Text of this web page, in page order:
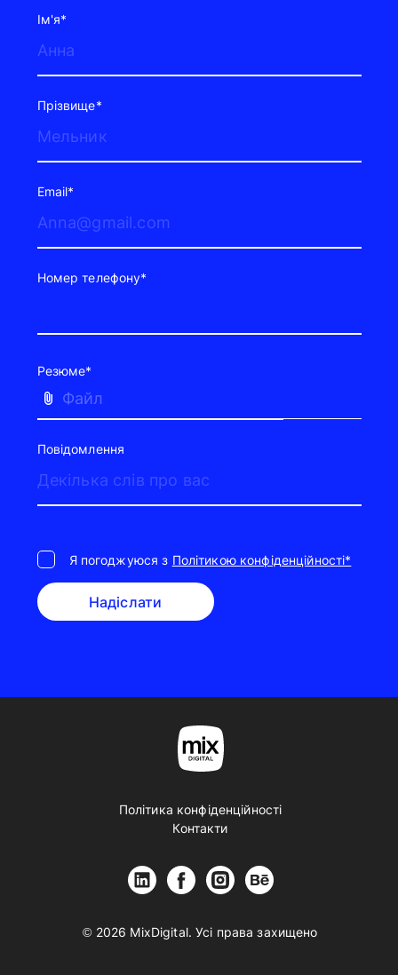
Iм'я*
Прізвище*
Email*
Номер телефону*
Резюме*
Файл
Повідомлення
Я погоджуюся з Політикою конфіденційності*
Надіслати
© 2026 MixDigital. Усі права захищено
Політика конфіденційності
Контакти